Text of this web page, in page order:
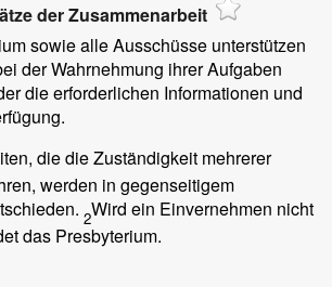
der Zusammenarbeit
sowie alle Ausschüsse unterstützen
der Wahrnehmung ihrer Aufgaben
die erforderlichen Informationen und
die die Zuständigkeit mehrerer
werden in gegenseitigem
2Wird ein Einvernehmen nicht
das Presbyterium.